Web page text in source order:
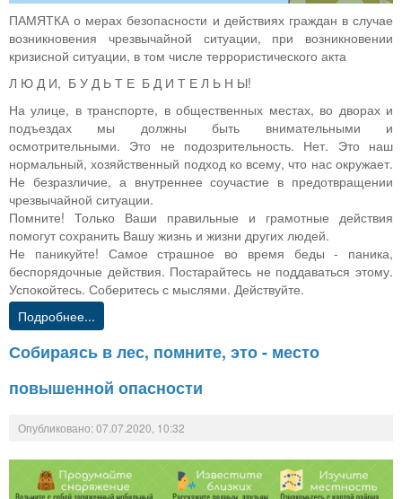
ПАМЯТКА о мерах безопасности и действиях граждан в случае
возникновения чрезвычайной ситуации, при возникновении
кризисной ситуации, в том числе террористического акта
Л Ю Д И, Б У Д Ь Т Е Б Д И Т Е Л Ь Н Ы!
На улице, в транспорте, в общественных местах, во дворах и
подъездах мы должны быть внимательными и
осмотрительными. Это не подозрительность. Нет. Это наш
нормальный, хозяйственный подход ко всему, что нас окружает.
Не безразличие, а внутреннее соучастие в предотвращении
чрезвычайной ситуации.
Помните! Только Ваши правильные и грамотные действия
помогут сохранить Вашу жизнь и жизни других людей.
Не паникуйте! Самое страшное во время беды - паника,
беспорядочные действия. Постарайтесь не поддаваться этому.
Успокойтесь. Соберитесь с мыслями. Действуйте.
Подробнее...
Собираясь в лес, помните, это - место
повышенной опасности
Опубликовано: 07.07.2020, 10:32